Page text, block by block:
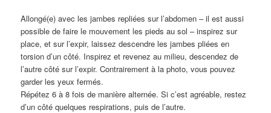
Allongé(e) avec les jambes repliées sur l’abdomen – il est aussi
possible de faire le mouvement les pieds au sol – inspirez sur
place, et sur l’expir, laissez descendre les jambes pliées en
torsion d’un côté. Inspirez et revenez au milieu, descendez de
l’autre côté sur l’expir. Contrairement à la photo, vous pouvez
garder les yeux fermés.
Répétez 6 à 8 fois de manière alternée. Si c’est agréable, restez
d’un côté quelques respirations, puis de l’autre.